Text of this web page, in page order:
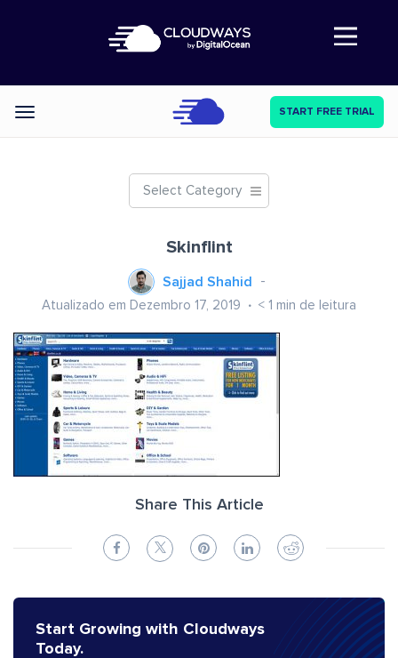
Abre a navegação
Categories START FREE TRIAL
Select Category
Skinflint
Sajjad Shahid
Atualizado em Dezembro 17, 2019 < 1 min de leitura
Share This Article
Start Growing with Cloudways
Today.